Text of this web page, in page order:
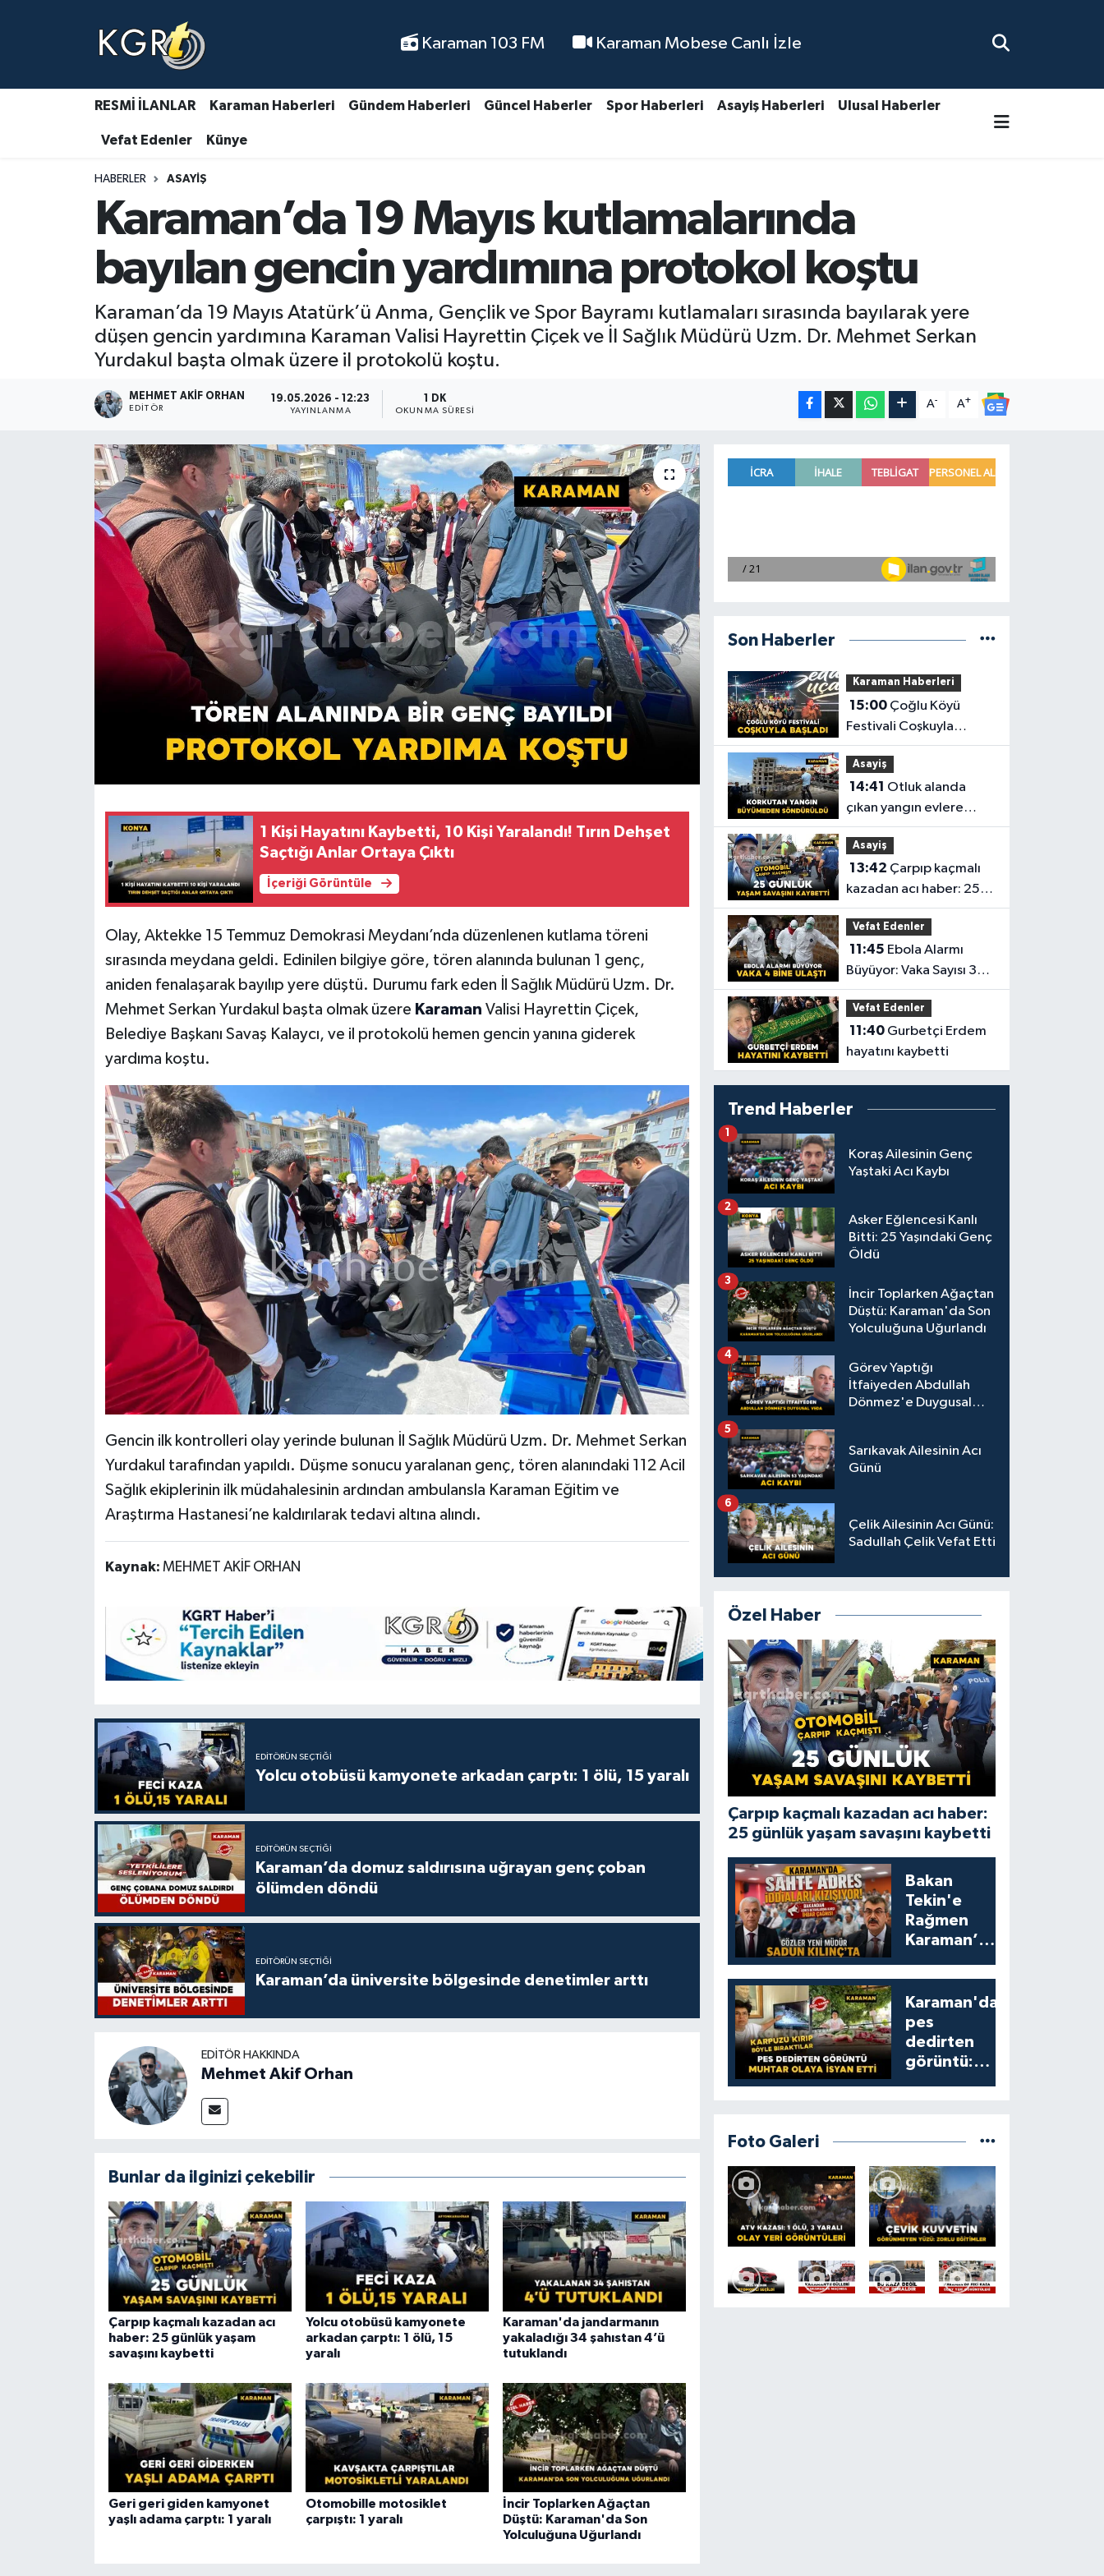
Karaman 103 FM Karaman Mobese Canlı İzle
RESMİ İLANLAR Karaman Haberleri Gündem Haberleri Güncel Haberler Spor Haberleri Asayiş Haberleri Ulusal Haberler
Vefat Edenler Künye
HABERLER ASAYIŞ
Karaman’da 19 Mayıs kutlamalarında
bayılan gencin yardımına protokol koştu
Karaman’da 19 Mayıs Atatürk’ü Anma, Gençlik ve Spor Bayramı kutlamaları sırasında bayılarak yere
düşen gencin yardımına Karaman Valisi Hayrettin Çiçek ve İl Sağlık Müdürü Uzm. Dr. Mehmet Serkan
Yurdakul başta olmak üzere il protokolü koştu.
MEHMET AKIF ORHAN
EDITÖR
19.05.2026 - 12:23
YAYINLANMA
1 DK
OKUNMA SÜRESI
A- A+
1 Kişi Hayatını Kaybetti, 10 Kişi Yaralandı! Tırın Dehşet
Saçtığı Anlar Ortaya Çıktı
İçeriği Görüntüle
Olay, Aktekke 15 Temmuz Demokrasi Meydanı’nda düzenlenen kutlama töreni
sırasında meydana geldi. Edinilen bilgiye göre, tören alanında bulunan 1 genç,
aniden fenalaşarak bayılıp yere düştü. Durumu fark eden İl Sağlık Müdürü Uzm. Dr.
Mehmet Serkan Yurdakul başta olmak üzere Karaman Valisi Hayrettin Çiçek,
Belediye Başkanı Savaş Kalaycı, ve il protokolü hemen gencin yanına giderek
yardıma koştu.
Gencin ilk kontrolleri olay yerinde bulunan İl Sağlık Müdürü Uzm. Dr. Mehmet Serkan
Yurdakul tarafından yapıldı. Düşme sonucu yaralanan genç, tören alanındaki 112 Acil
Sağlık ekiplerinin ilk müdahalesinin ardından ambulansla Karaman Eğitim ve
Araştırma Hastanesi’ne kaldırılarak tedavi altına alındı.
Kaynak: MEHMET AKİF ORHAN
EDITÖRÜN SEÇTIĞI
Yolcu otobüsü kamyonete arkadan çarptı: 1 ölü, 15 yaralı
EDITÖRÜN SEÇTIĞI
Karaman’da domuz saldırısına uğrayan genç çoban
ölümden döndü
EDITÖRÜN SEÇTIĞI
Karaman’da üniversite bölgesinde denetimler arttı
EDITÖR HAKKINDA
Mehmet Akif Orhan
Bunlar da ilginizi çekebilir
Çarpıp kaçmalı kazadan acı
haber: 25 günlük yaşam
savaşını kaybetti
Yolcu otobüsü kamyonete
arkadan çarptı: 1 ölü, 15
yaralı
Karaman'da jandarmanın
yakaladığı 34 şahıstan 4’ü
tutuklandı
Geri geri giden kamyonet
yaşlı adama çarptı: 1 yaralı
Otomobille motosiklet
çarpıştı: 1 yaralı
İncir Toplarken Ağaçtan
Düştü: Karaman'da Son
Yolculuğuna Uğurlandı
Son Haberler
Karaman Haberleri
15:00Çoğlu Köyü
Festivali Coşkuyla
Başladı
Asayiş
14:41
çıkan yangın evlere
sıçramadan söndürüldü
Asayiş
13:42
kazadan acı haber: 25
günlük yaşam savaşını
kaybetti
Vefat Edenler
11:45
Büyüyor: Vaka Sayısı 3
Bin 973’e Ulaştı
Vefat Edenler
11:40Gurbetçi Erdem
hayatını kaybetti
Trend Haberler
Koraş Ailesinin Genç
Yaştaki Acı Kaybı
1
Asker Eğlencesi Kanlı
Bitti: 25 Yaşındaki Genç
Öldü
2
İncir Toplarken Ağaçtan
Düştü: Karaman'da Son
Yolculuğuna Uğurlandı
3
Görev Yaptığı
İtfaiyeden Abdullah
Dönmez'e Duygusal
4
Sarıkavak Ailesinin Acı
Günü
5
Çelik Ailesinin Acı Günü:
Sadullah Çelik Vefat Etti
6
Özel Haber
Çarpıp kaçmalı kazadan acı haber:
25 günlük yaşam savaşını kaybetti
Bakan
Tekin'e
Rağmen
Karaman’da
Adresi
Oyununa
Müdür Dur
Diyecek mi?
Karaman'da
pes
dedirten
görüntü:
artıklarını
bıraktılar
Foto Galeri
Karaman Haberleri
Gündem Haberleri
Güncel Haberler
Asayiş Haberleri
Ulusal Haberler
Vefat Edenler